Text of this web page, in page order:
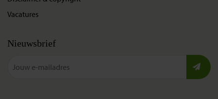
Vacatures
Nieuwsbrief